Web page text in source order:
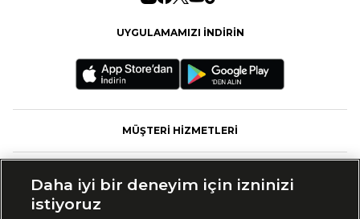
UYGULAMAMIZI İNDİRİN
MÜŞTERİ HİZMETLERİ
Daha iyi bir deneyim için izninizi
istiyoruz